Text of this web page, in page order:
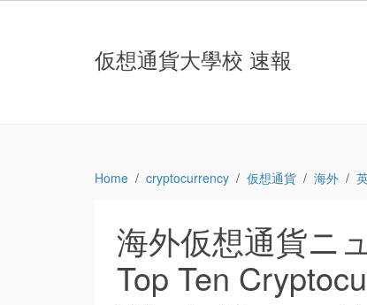
仮想通貨大學校 速報
Home cryptocurrency 仮想通貨 海外
海外仮想通貨ニ
Top Ten